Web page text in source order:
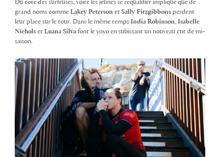
Du coté des surfeuses, voire les jeunes se requalifier implique que de
grand noms comme Lakey Peterson et Sally Fitzgibbons perdent
leur place sur le tour. Dans le même temps India Robinson Isabelle
Nichols et Luana Silva font le yoyo en subissant un nouveau cut de mi-
saison.